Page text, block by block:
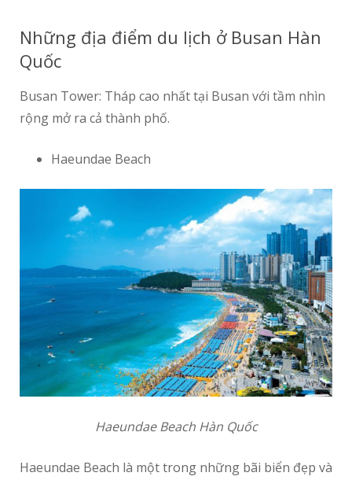
Những địa điểm du lịch ở Busan Hàn
Quốc
Busan Tower: Tháp cao nhất tại Busan với tầm nhìn
rộng mở ra cả thành phố.
Haeundae Beach
Haeundae Beach Hàn Quốc
Haeundae Beach là một trong những bãi biển đẹp và